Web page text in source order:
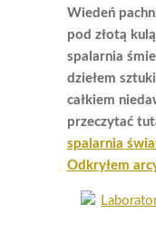
Wiedeń
pod złotą
spalarnia
dziełem
całkiem
przeczytać
spalarnia
Odkryłem